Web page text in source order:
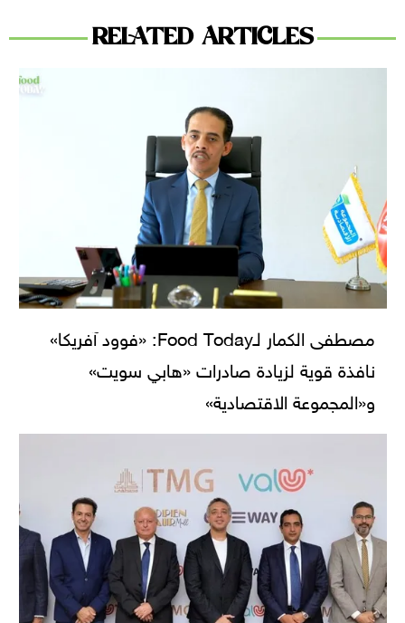
RELATED ARTICLES
مصطفى الكمار لـFood Today: «فوود آفريكا»
نافذة قوية لزيادة صادرات «هابي سويت»
و«المجموعة الاقتصادية»